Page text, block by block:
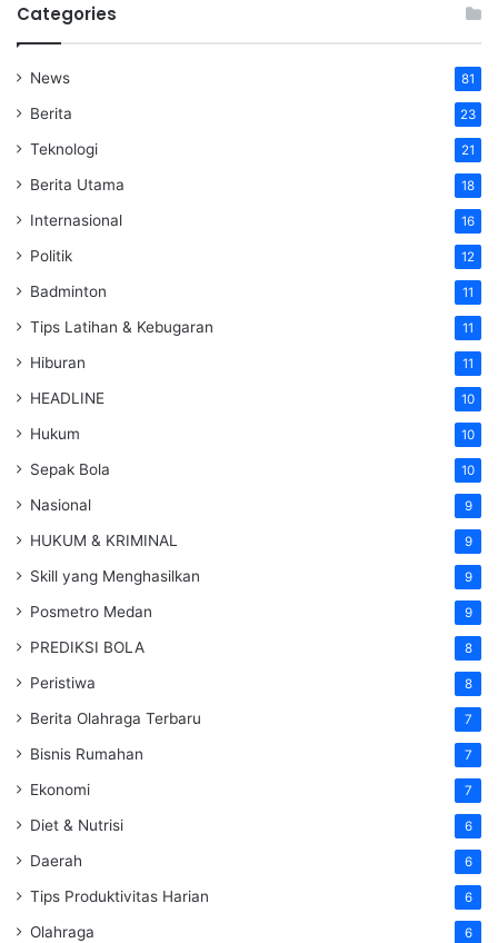
Categories
News 81
Berita 23
Teknologi 21
Berita Utama 18
Internasional 16
Politik 12
Badminton 11
Tips Latihan & Kebugaran 11
Hiburan 11
HEADLINE 10
Hukum 10
Sepak Bola 10
Nasional 9
HUKUM & KRIMINAL 9
Skill yang Menghasilkan 9
Posmetro Medan 9
PREDIKSI BOLA 8
Peristiwa 8
Berita Olahraga Terbaru 7
Bisnis Rumahan 7
Ekonomi 7
Diet & Nutrisi 6
Daerah 6
Tips Produktivitas Harian 6
Olahraga 6